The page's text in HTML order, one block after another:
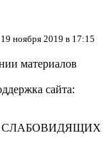
19 ноября 2019 в 17:15
материалов
сайта:
СЛАБОВИДЯЩИХ